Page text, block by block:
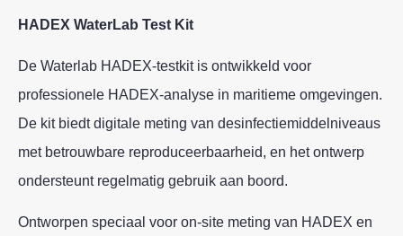
HADEX WaterLab Test Kit
De Waterlab HADEX‑testkit is ontwikkeld voor
professionele HADEX‑analyse in maritieme omgevingen.
De kit biedt digitale meting van desinfectiemiddel­niveaus
met betrouwbare reproduceerbaarheid, en het ontwerp
ondersteunt regelmatig gebruik aan boord.
Ontworpen speciaal voor on‑site meting van HADEX en